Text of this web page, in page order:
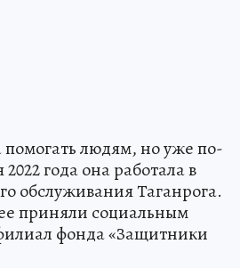
людям, но уже по-
года она работала в
обслуживания Таганрога.
приняли социальным
фонда «Защитники